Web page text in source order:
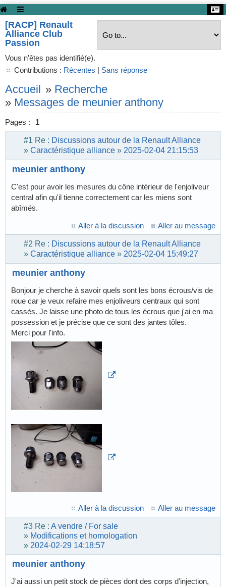
[RACP] Renault
Alliance Club
Passion
Vous n'êtes pas identifié(e).
Contributions : Récentes | Sans réponse
Accueil » Recherche
» Messages de meunier anthony
Pages : 1
#1 Re : Discussions autour de la Renault Alliance
» Caractéristique alliance » 2025-02-04 21:15:53
meunier anthony
C'est pour avoir les mesures du cône intérieur de l'enjoliveur
central afin qu'il tienne correctement car les miens sont
abîmés.
Aller à la discussion Aller au message
#2 Re : Discussions autour de la Renault Alliance
» Caractéristique alliance » 2025-02-04 15:49:27
meunier anthony
Bonjour je cherche à savoir quels sont les bons écrous/vis de
roue car je veux refaire mes enjoliveurs centraux qui sont
cassés. Je laisse une photo de tous les écrous que j'ai en ma
possession et je précise que ce sont des jantes tôles.
Merci pour l'info.
Aller à la discussion Aller au message
#3 Re : A vendre / For sale
» Modifications et homologation
» 2024-02-29 14:18:57
meunier anthony
J'ai aussi un petit stock de pièces dont des corps d'injection,